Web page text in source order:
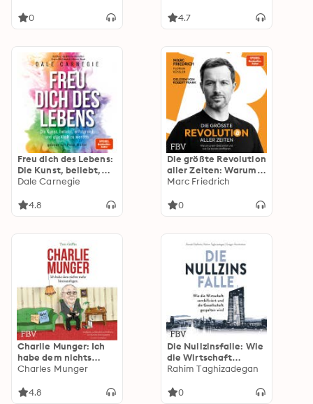
Gewohnheiten für
0
Glück
4.7
Freu dich des Lebens:
Die Kunst, beliebt,
erfolgreich und
Dale Carnegie
4.8
Die größte Revolution
aller Zeiten: Warum
unser Geld stirbt und
profitieren
Marc Friedrich
0
Charlie Munger: Ich
habe dem nichts
mehr hinzuzufügen
Charles Munger
4.8
Die Nullzinsfalle: Wie
die Wirtschaft
zombifiziert und die
gespalten wird
Rahim Taghizadegan
0